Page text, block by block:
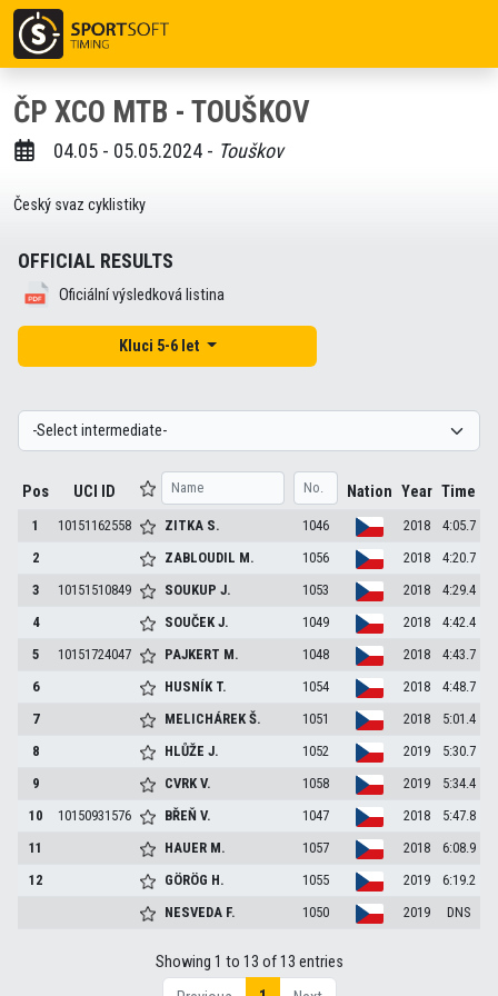
ČP XCO MTB - TOUŠKOV
04.05 - 05.05.2024 - Touškov
Český svaz cyklistiky
OFFICIAL RESULTS
Oficiální výsledková listina
Kluci 5-6 let
Pos UCI ID Nation Year Time
1 10151162558 ZITKA S. 1046 2018
4:05.7
2
ZABLOUDIL M. 1056 2018
4:20.7
3
10151510849 SOUKUPJ. 1053 2018
4:29.4
4
SOUČEKJ. 1049 2018
4:42.4
5
10151724047 PAJKERT M. 1048 2018
4:43.7
6
HUSNÍK T. 1054 2018
4:48.7
7
MELICHÁREKŠ. 1051 2018
5:01.4
8
HLŮŽEJ. 1052 2019
5:30.7
9
CVRKV. 1058 2019
5:34.4
10
10150931576 BŘEŇV. 1047 2018
5:47.8
11
HAUER M. 1057 2018
6:08.9
12
GÖRÖG H. 1055 2019
6:19.2
NESVEDA F. 1050 2019 DNS
Showing 1 to 13 of 13 entries